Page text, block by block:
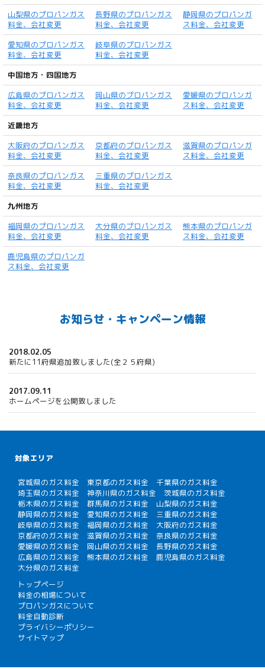
山梨県のプロパンガス
料金、会社変更
長野県のプロパンガス
料金、会社変更
静岡県のプロパンガ
ス料金、会社変更
愛知県のプロパンガス
料金、会社変更
岐阜県のプロパンガス
料金、会社変更
中国地方・四国地方
広島県のプロパンガス
料金、会社変更
岡山県のプロパンガス
料金、会社変更
愛媛県のプロパンガ
ス料金、会社変更
近畿地方
大阪府のプロパンガス
料金、会社変更
京都府のプロパンガス
料金、会社変更
滋賀県のプロパンガ
ス料金、会社変更
奈良県のプロパンガス
料金、会社変更
三重県のプロパンガス
料金、会社変更
九州地方
福岡県のプロパンガス
料金、会社変更
大分県のプロパンガス
料金、会社変更
熊本県のプロパンガ
ス料金、会社変更
鹿児島県のプロパンガ
ス料金、会社変更
お知らせ・キャンペーン情報
2018.02.05
新たに11府県追加致しました(全２５府県)
2017.09.11
ホームページを公開致しました
対象エリア
宮城県のガス料金 東京都のガス料金
千葉県のガス料金
埼玉県のガス料金
神奈川県のガス料金
茨城県のガス料金
栃木県のガス料金
群馬県のガス料金
山梨県のガス料金
静岡県のガス料金
愛知県のガス料金
三重県のガス料金
岐阜県のガス料金
福岡県のガス料金
大阪府のガス料金
京都府のガス料金
滋賀県のガス料金
奈良県のガス料金
愛媛県のガス料金
岡山県のガス料金
長野県のガス料金
広島県のガス料金
熊本県のガス料金
鹿児島県のガス料金
大分県のガス料金
トップページ
料金の相場について
プロパンガスについて
料金自動診断
プライバシーポリシー
サイトマップ